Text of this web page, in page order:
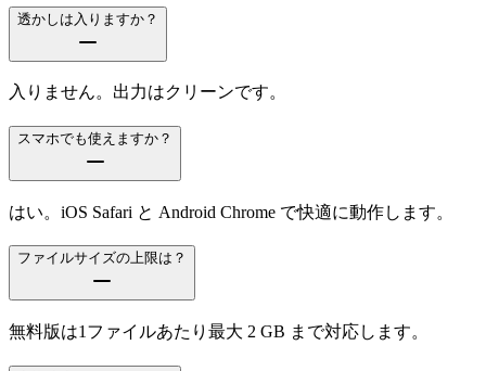
透かしは入りますか？
入りません。出力はクリーンです。
スマホでも使えますか？
はい。iOS Safari と Android Chrome で快適に動作します。
ファイルサイズの上限は？
無料版は1ファイルあたり最大 2 GB まで対応します。